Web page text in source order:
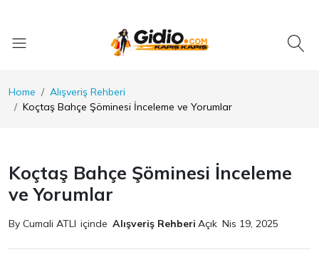
Home
Alışveriş Rehberi
Koçtaş Bahçe Şöminesi İnceleme ve Yorumlar
Koçtaş Bahçe Şöminesi İnceleme
ve Yorumlar
By Cumali ATLI içinde Alışveriş Rehberi Açık Nis 19, 2025